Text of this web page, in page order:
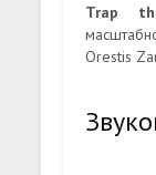
Trap
Orestis